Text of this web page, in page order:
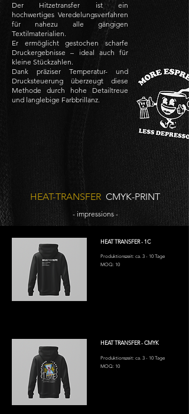
Der Hitzetransfer ist ein
hochwertiges Veredelungsverfahren
für nahezu alle gängigen
Textilmaterialien.
Er ermöglicht gestochen scharfe
Druckergebnisse – ideal auch für
kleine Stückzahlen.
Dank präziser Temperatur- und
Drucksteuerung überzeugt diese
Methode durch hohe Detailtreue
und langlebige Farbbrillanz.
HEAT-TRANSFER CMYK-PRINT
- impressions -
HEAT TRANSFER - 1C
Produktionszeit: ca. 3 - 10 Tage
MOQ: 10
HEAT TRANSFER - CMYK
Produktionszeit: ca. 3 - 10 Tage
MOQ: 10